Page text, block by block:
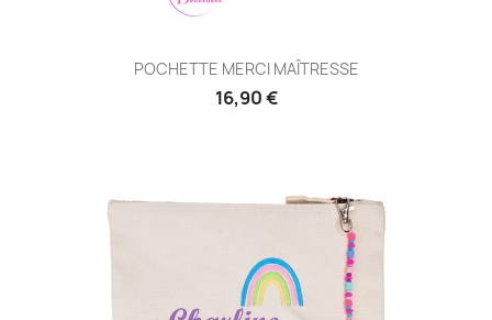
POCHETTE MERCI MAÎTRESSE
16,90 €